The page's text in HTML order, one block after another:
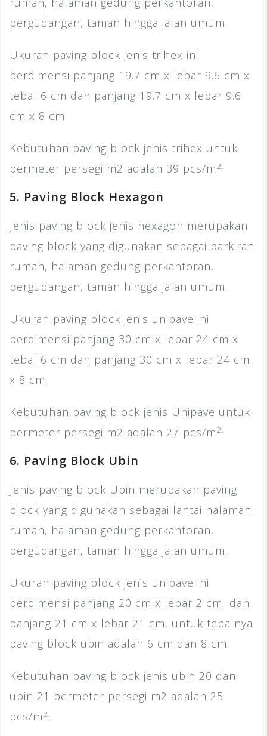
pergudangan, taman hingga jalan umum.
Ukuran paving block jenis trihex ini
berdimensi panjang 19.7 cm x lebar 9.6 cm x
tebal 6 cm dan panjang 19.7 cm x lebar 9.6
cm x 8 cm.
Kebutuhan paving block jenis trihex untuk
permeter persegi m2 adalah 39 pcs/m2.
5. Paving Block Hexagon
Jenis paving block jenis hexagon merupakan
paving block yang digunakan sebagai parkiran
rumah, halaman gedung perkantoran,
pergudangan, taman hingga jalan umum.
Ukuran paving block jenis unipave ini
berdimensi panjang 30 cm x lebar 24 cm x
tebal 6 cm dan panjang 30 cm x lebar 24 cm
x 8 cm.
Kebutuhan paving block jenis Unipave untuk
permeter persegi m2 adalah 27 pcs/m2.
6. Paving Block Ubin
Jenis paving block Ubin merupakan paving
block yang digunakan sebagai lantai halaman
rumah, halaman gedung perkantoran,
pergudangan, taman hingga jalan umum.
Ukuran paving block jenis unipave ini
berdimensi panjang 20 cm x lebar 2 cm dan
panjang 21 cm x lebar 21 cm, untuk tebalnya
paving block ubin adalah 6 cm dan 8 cm.
Kebutuhan paving block jenis ubin 20 dan
ubin 21 permeter persegi m2 adalah 25
pcs/m2.